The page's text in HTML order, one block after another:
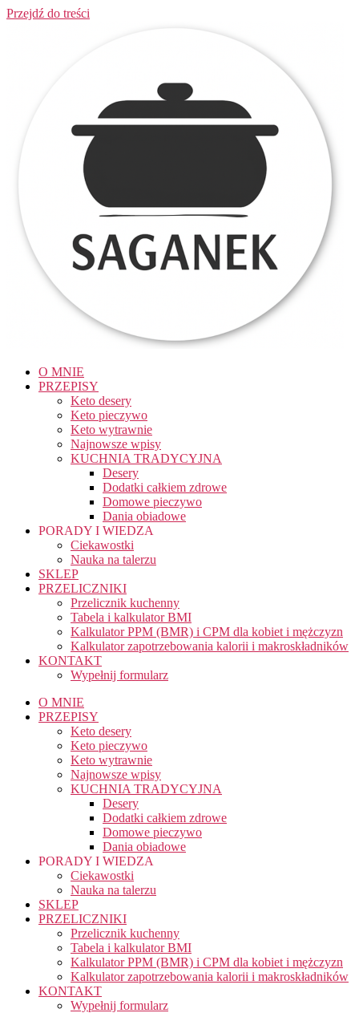
Przejdź do treści
O MNIE
PRZEPISY
Keto desery
Keto pieczywo
Keto wytrawnie
Najnowsze wpisy
KUCHNIA TRADYCYJNA
Desery
Dodatki całkiem zdrowe
Domowe pieczywo
Dania obiadowe
PORADY I WIEDZA
Ciekawostki
Nauka na talerzu
SKLEP
PRZELICZNIKI
Przelicznik kuchenny
Tabela i kalkulator BMI
Kalkulator PPM (BMR) i CPM dla kobiet i mężczyzn
Kalkulator zapotrzebowania kalorii i makroskładników
KONTAKT
Wypełnij formularz
O MNIE
PRZEPISY
Keto desery
Keto pieczywo
Keto wytrawnie
Najnowsze wpisy
KUCHNIA TRADYCYJNA
Desery
Dodatki całkiem zdrowe
Domowe pieczywo
Dania obiadowe
PORADY I WIEDZA
Ciekawostki
Nauka na talerzu
SKLEP
PRZELICZNIKI
Przelicznik kuchenny
Tabela i kalkulator BMI
Kalkulator PPM (BMR) i CPM dla kobiet i mężczyzn
Kalkulator zapotrzebowania kalorii i makroskładników
KONTAKT
Wypełnij formularz